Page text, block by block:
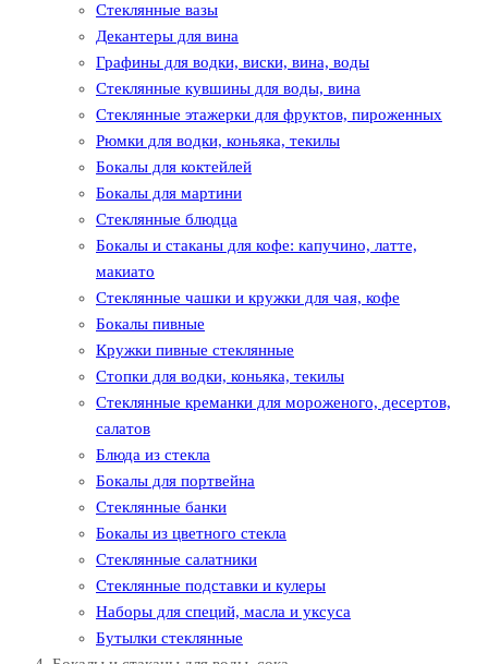
Стеклянные вазы
Декантеры для вина
Графины для водки, виски, вина, воды
Стеклянные кувшины для воды, вина
Стеклянные этажерки для фруктов, пироженных
Рюмки для водки, коньяка, текилы
Бокалы для коктейлей
Бокалы для мартини
Стеклянные блюдца
Бокалы и стаканы для кофе: капучино, латте,
макиато
Стеклянные чашки и кружки для чая, кофе
Бокалы пивные
Кружки пивные стеклянные
Стопки для водки, коньяка, текилы
Стеклянные креманки для мороженого, десертов,
салатов
Блюда из стекла
Бокалы для портвейна
Стеклянные банки
Бокалы из цветного стекла
Стеклянные салатники
Стеклянные подставки и кулеры
Наборы для специй, масла и уксуса
Бутылки стеклянные